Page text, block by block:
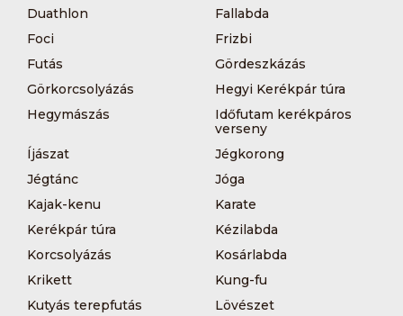
Duathlon
Fallabda
Foci
Frizbi
Futás
Gördeszkázás
Görkorcsolyázás
Hegyi Kerékpár túra
Hegymászás
Időfutam kerékpáros
verseny
Íjászat
Jégkorong
Jégtánc
Jóga
Kajak-kenu
Karate
Kerékpár túra
Kézilabda
Korcsolyázás
Kosárlabda
Krikett
Kung-fu
Kutyás terepfutás
Lövészet